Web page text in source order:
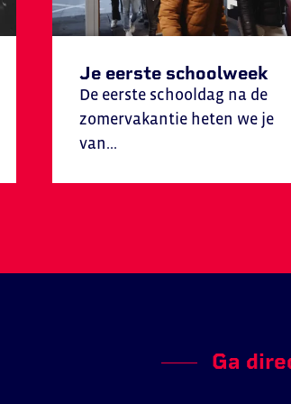
Je eerste schoolweek
De eerste schooldag na de
zomervakantie heten we je
van...
Ga